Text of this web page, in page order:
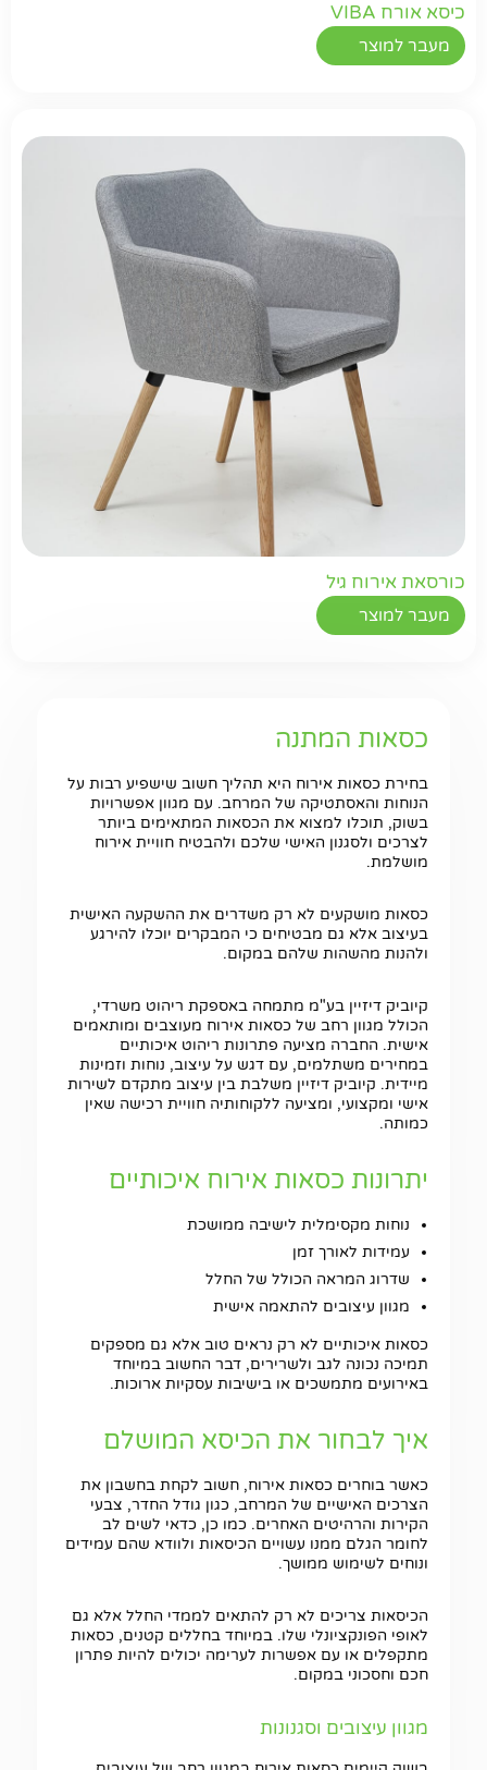
כיסא אורח VIBA
מעבר למוצר
כורסאת אירוח גיל
מעבר למוצר
כסאות המתנה
בחירת כסאות אירוח היא תהליך חשוב שישפיע רבות על
הנוחות והאסתטיקה של המרחב. עם מגוון אפשרויות
בשוק, תוכלו למצוא את הכסאות המתאימים ביותר
לצרכים ולסגנון האישי שלכם ולהבטיח חוויית אירוח
מושלמת.
כסאות מושקעים לא רק משדרים את ההשקעה האישית
בעיצוב אלא גם מבטיחים כי המבקרים יוכלו להירגע
ולהנות מהשהות שלהם במקום.
קיוביק דיזיין בע"מ מתמחה באספקת ריהוט משרדי,
הכולל מגוון רחב של כסאות אירוח מעוצבים ומותאמים
אישית. החברה מציעה פתרונות ריהוט איכותיים
במחירים משתלמים, עם דגש על עיצוב, נוחות וזמינות
מיידית. קיוביק דיזיין משלבת בין עיצוב מתקדם לשירות
אישי ומקצועי, ומציעה ללקוחותיה חוויית רכישה שאין
כמותה.
יתרונות כסאות אירוח איכותיים
נוחות מקסימלית לישיבה ממושכת
עמידות לאורך זמן
שדרוג המראה הכולל של החלל
מגוון עיצובים להתאמה אישית
כסאות איכותיים לא רק נראים טוב אלא גם מספקים
תמיכה נכונה לגב ולשרירים, דבר החשוב במיוחד
באירועים מתמשכים או בישיבות עסקיות ארוכות.
איך לבחור את הכיסא המושלם
כאשר בוחרים כסאות אירוח, חשוב לקחת בחשבון את
הצרכים האישיים של המרחב, כגון גודל החדר, צבעי
הקירות והרהיטים האחרים. כמו כן, כדאי לשים לב
לחומר הגלם ממנו עשויים הכיסאות ולוודא שהם עמידים
ונוחים לשימוש ממושך.
הכיסאות צריכים לא רק להתאים לממדי החלל אלא גם
לאופי הפונקציונלי שלו. במיוחד בחללים קטנים, כסאות
מתקפלים או עם אפשרות לערימה יכולים להיות פתרון
חכם וחסכוני במקום.
מגוון עיצובים וסגנונות